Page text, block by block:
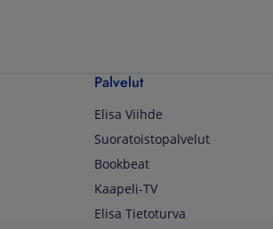
Palvelut
Elisa Viihde
Suoratoistopalvelut
Bookbeat
Kaapeli-TV
Elisa Tietoturva